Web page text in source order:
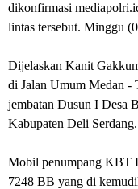
dikonfirmasi
lintas tersebut. Minggu
Dijelaskan Kanit
di Jalan Umum Medan -
jembatan Dusun I Desa
Kabupaten Deli
Mobil penumpang KBT
7248 BB yang di